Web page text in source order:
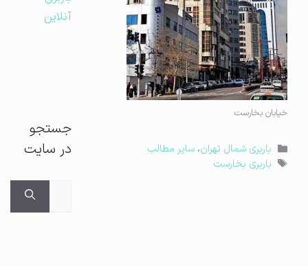
خیابان بخارست
دسته‌ها
باربری شمال تهران ،سایر مطالب
برچسب‌ها
باربری بخارست
آنلاین
جستجو
در سایت